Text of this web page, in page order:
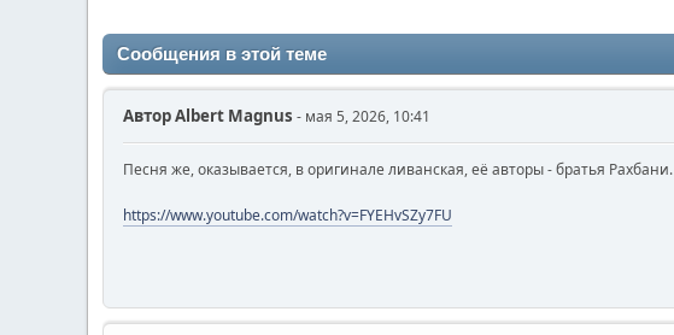
Сообщения в этой теме
АвторAlbert Magnus - мая 5, 2026, 10:41
Песня же, оказывается, в оригинале ливанская, её авторы - братья Рахбани.
https://www.youtube.com/watch?v=FYEHvSZy7FU